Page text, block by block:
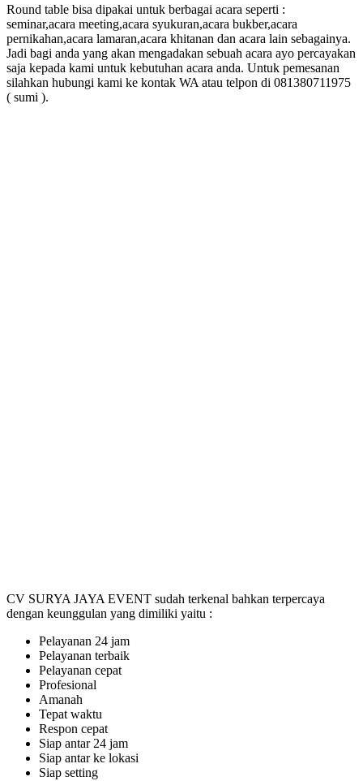
Round table bisa dipakai untuk berbagai acara seperti :
seminar,acara meeting,acara syukuran,acara bukber,acara
pernikahan,acara lamaran,acara khitanan dan acara lain sebagainya.
Jadi bagi anda yang akan mengadakan sebuah acara ayo percayakan
saja kepada kami untuk kebutuhan acara anda. Untuk pemesanan
silahkan hubungi kami ke kontak WA atau telpon di 081380711975
( sumi ).
CV SURYA JAYA EVENT sudah terkenal bahkan terpercaya
dengan keunggulan yang dimiliki yaitu :
Pelayanan 24 jam
Pelayanan terbaik
Pelayanan cepat
Profesional
Amanah
Tepat waktu
Respon cepat
Siap antar 24 jam
Siap antar ke lokasi
Siap setting